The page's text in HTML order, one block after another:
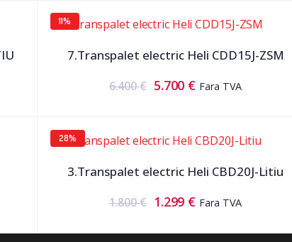
11%
7.Transpalet electric Heli CDD15J-ZSM
6.400€ 5.700 € Fara TVA
28%
3.Transpalet electric Heli CBD20J-Litiu
1.800€ 1.299 € Fara TVA